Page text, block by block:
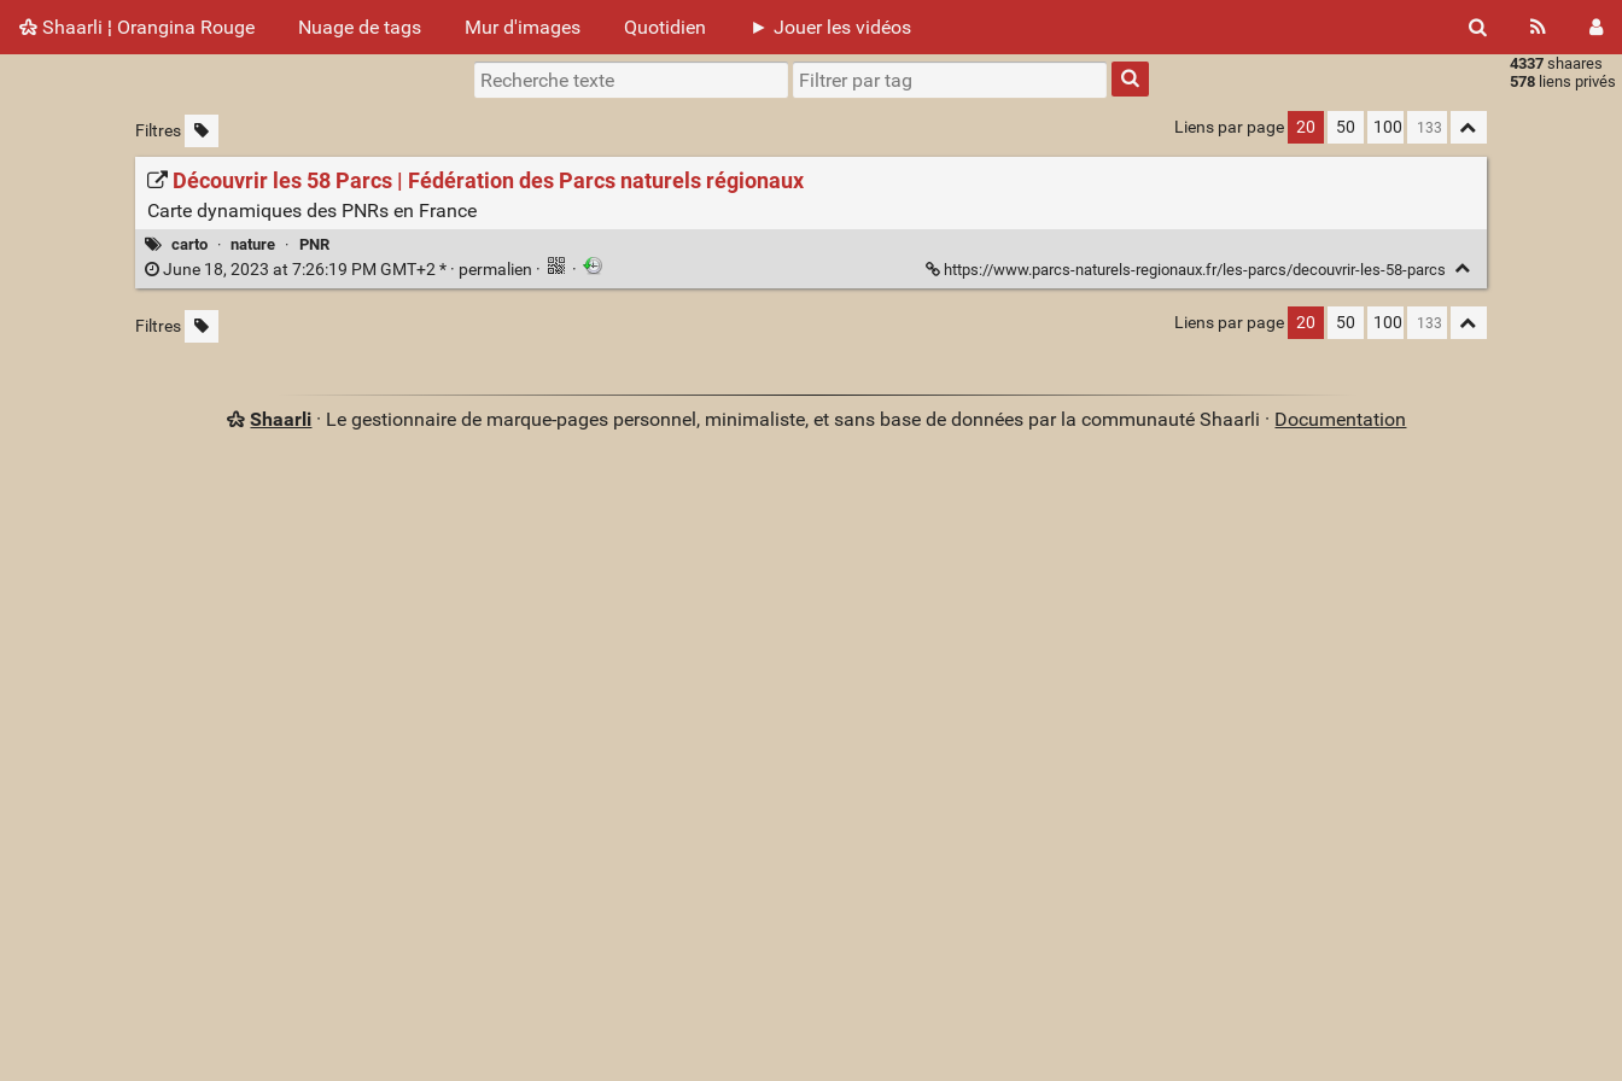
Shaarli ¦ Orangina Rouge Nuage de tags Mur d'images Quotidien ► Jouer les vidéos
4337 shaares
578 liens privés
Type 1 or
more
characters
results.
Filtres Liens par page 20 50 100
Découvrir les 58 Parcs | Fédération des Parcs naturels régionaux
Carte dynamiques des PNRs en France
carto · nature · PNR
June 18, 2023 at 7:26:19 PM GMT+2 * · permalien · · https://www.parcs-naturels-regionaux.fr/les-parcs/decouvrir-les-58-parcs
Filtres Liens par page 20 50 100
Shaarli · Le gestionnaire de marque-pages personnel, minimaliste, et sans base de données par la communauté Shaarli · Documentation